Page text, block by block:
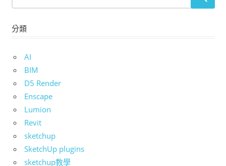
分類
AI
BIM
D5 Render
Enscape
Lumion
Revit
sketchup
SketchUp plugins
sketchup教學